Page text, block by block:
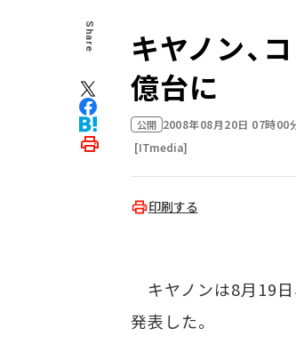
Share
キヤノン、
億台に
公開 2008年08月20日 07時00
[ITmedia]
印刷する
キヤノンは8月19日
発表した。